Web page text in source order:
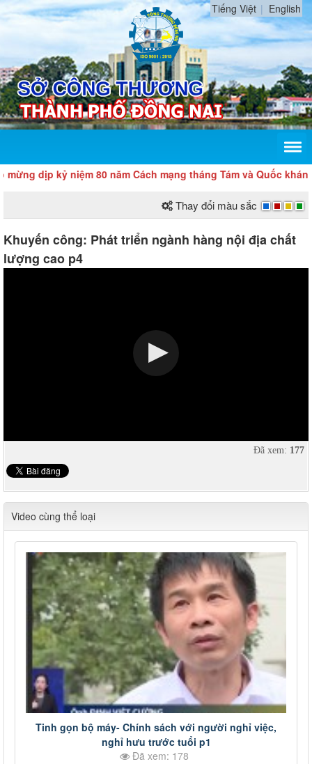
Tiếng Việt English
niệm 80 năm Cách mạng tháng Tám và Quốc khánh 2/9
Thay đổi màu sắc
Khuyến công: Phát triển ngành hàng nội địa chất
lượng cao p4
Đã xem: 177
Video cùng thể loại
Tinh gọn bộ máy- Chính sách với người nghỉ việc,
nghỉ hưu trước tuổi p1
Đã xem: 178